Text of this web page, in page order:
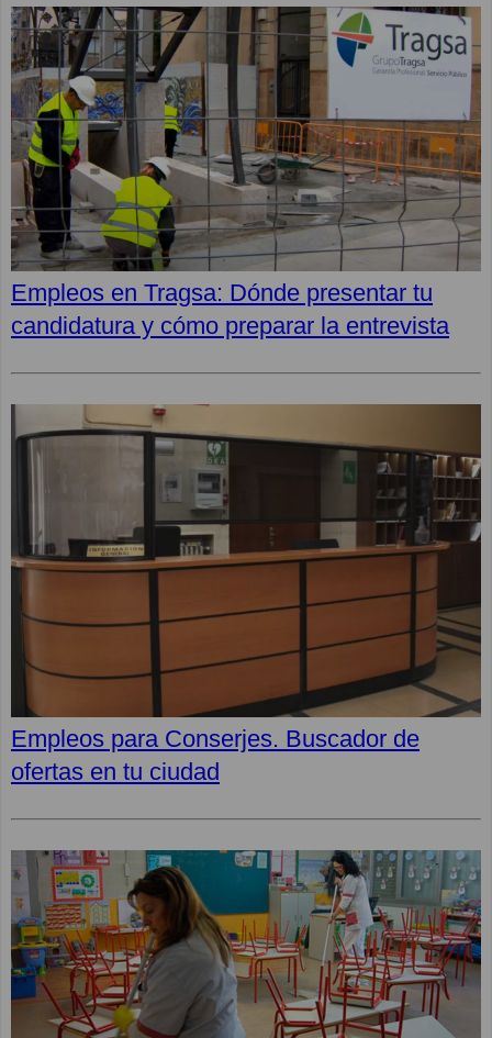
Empleos en Tragsa: Dónde presentar tu
candidatura y cómo preparar la entrevista
Empleos para Conserjes. Buscador de
ofertas en tu ciudad